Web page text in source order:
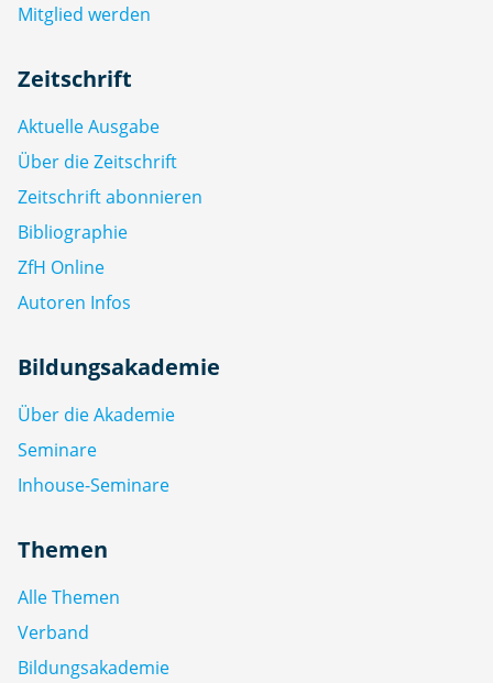
Mitglied werden
Zeitschrift
Aktuelle Ausgabe
Über die Zeitschrift
Zeitschrift abonnieren
Bibliographie
ZfH Online
Autoren Infos
Bildungsakademie
Über die Akademie
Seminare
Inhouse-Seminare
Themen
Alle Themen
Verband
Bildungsakademie